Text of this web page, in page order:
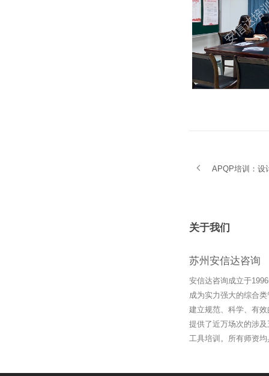
APQP培训：设
关于我们
苏州安信达咨询
安信达咨询成立于
成为实力强大的综合
建立规范、科学、有
提供了近万场次的涉
工具培训。所有师资